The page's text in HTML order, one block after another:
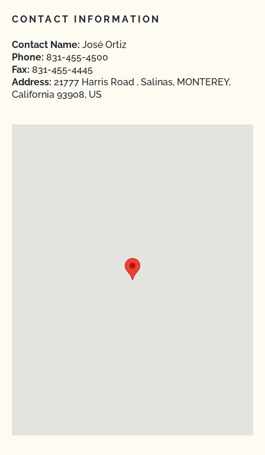
CONTACT INFORMATION
Contact Name: José Ortiz
Phone: 831-455-4500
Fax: 831-455-4445
Address: 21777 Harris Road , Salinas, MONTEREY,
California 93908, US